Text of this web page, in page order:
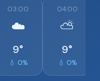
03:00
☁️
9°
💧 0%
04:00
⛅
9°
💧 0%